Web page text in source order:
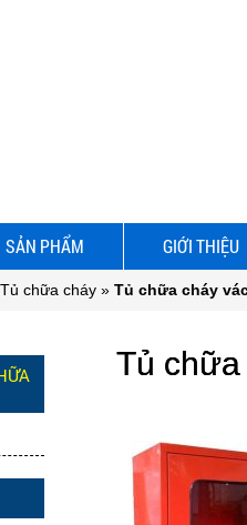
SẢN PHẨM GIỚI THIỆU
Tủ chữa cháy » Tủ chữa cháy
Tủ chữa